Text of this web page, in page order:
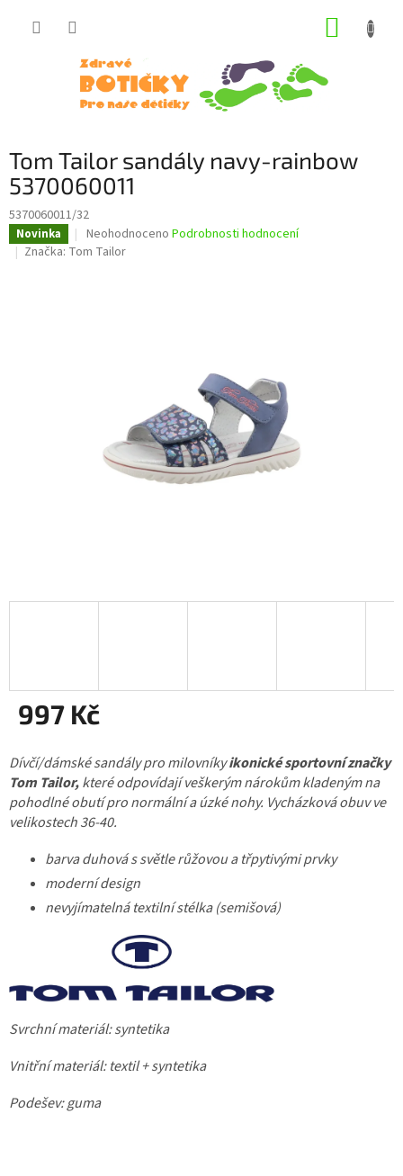
Tom Tailor sandály navy-rainbow
5370060011
5370060011/32
Novinka
Průměrné
hodnocení
Neohodnoceno Podrobnosti hodnocení
Značka: Tom Tailor
997 Kč
cena:
Dívčí/dámské sandály pro milovníkyikonické sportovní značky
Tom Tailor,které odpovídají veškerým nárokům kladeným na
pohodlné obutí pro normální a úzké nohy. Vycházková obuv ve
velikostech 36-40.
barva duhová s světle růžovou a třpytivými prvky
moderní design
nevyjímatelná textilní stélka (semišová)
Svrchní materiál: syntetika
Vnitřní materiál: textil + syntetika
Podešev: guma